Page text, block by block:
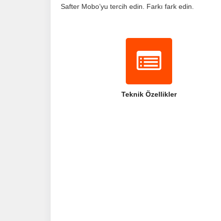
Safter Mobo’yu tercih edin. Farkı fark edin.
Teknik Özellikler